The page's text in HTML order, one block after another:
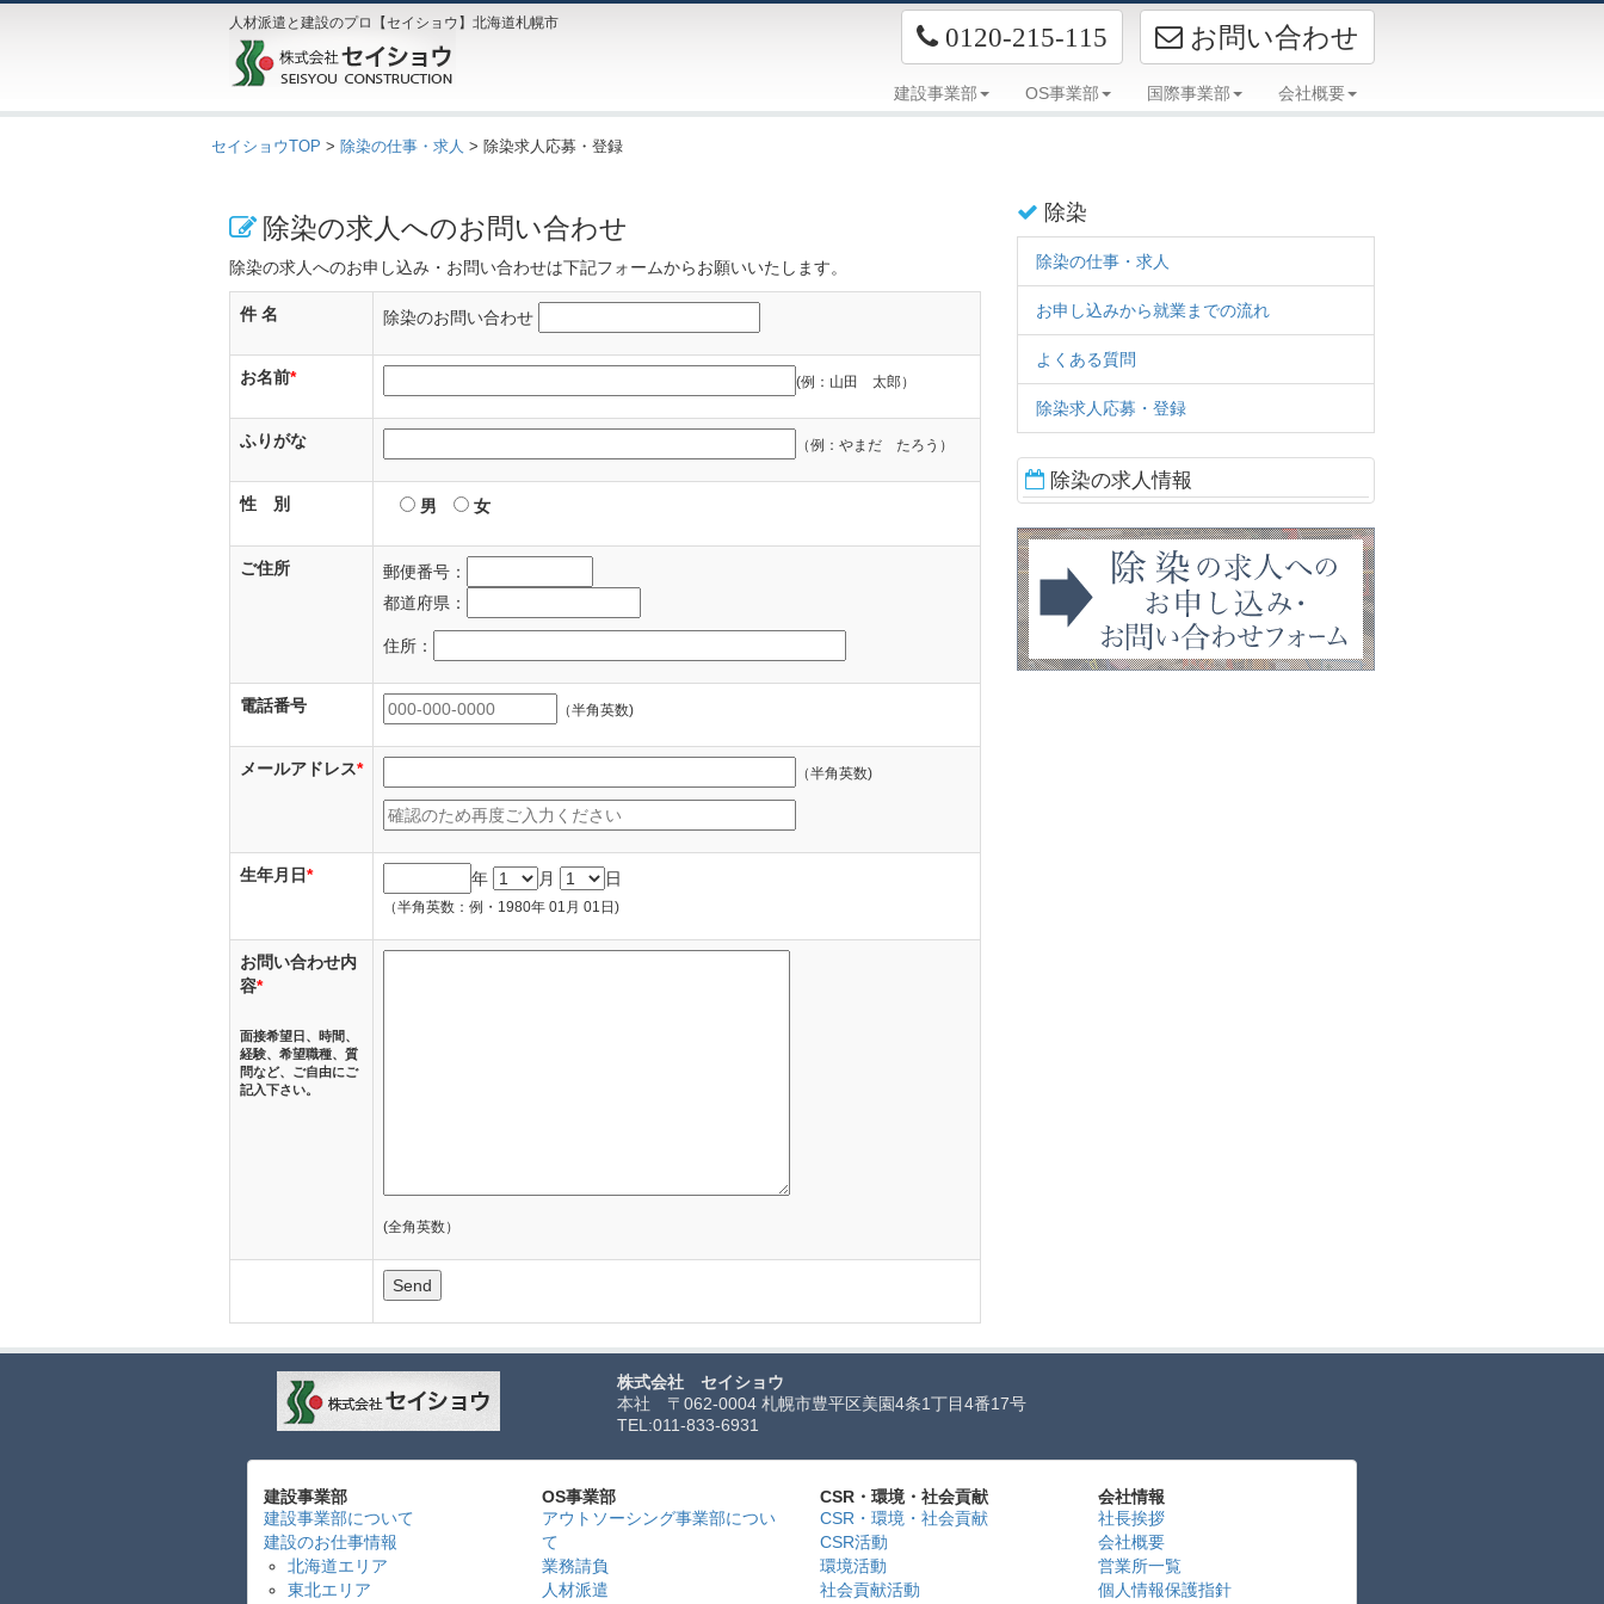
人材派遣と建設のプロ【セイショウ】北海道札幌市 0120-215-115 お問い合わせ
建設事業部 OS事業部 国際事業部 会社概要
セイショウTOP > 除染の仕事・求人 > 除染求人応募・登録
除染の求人へのお問い合わせ
除染の求人へのお申し込み・お問い合わせは下記フォームからお願いいたします。
件 名 除染のお問い合わせ
お名前* (例：山田 太郎）
ふりがな （例：やまだ たろう）
性 別 男 女
ご住所
郵便番号：
都道府県：
住所：
電話番号 （半角英数)
メールアドレス* （半角英数)
生年月日* 年 月 日
（半角英数：例・1980年 01月 01日)
お問い合わせ内
容*
面接希望日、時間、
経験、希望職種、質
問など、ご自由にご
記入下さい。
(全角英数）
除染
除染の仕事・求人
お申し込みから就業までの流れ
よくある質問
除染求人応募・登録
除染の求人情報
株式会社 セイショウ
本社 〒062-0004 札幌市豊平区美園4条1丁目4番17号
TEL:011-833-6931
建設事業部
建設事業部について
建設のお仕事情報
北海道エリア
東北エリア
OS事業部
アウトソーシング事業部につい
て
業務請負
人材派遣
CSR・環境・社会貢献
CSR・環境・社会貢献
CSR活動
環境活動
社会貢献活動
会社情報
社長挨拶
会社概要
営業所一覧
個人情報保護指針